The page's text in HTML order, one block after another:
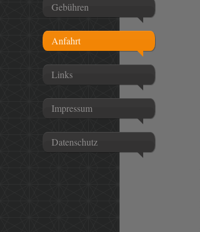
Gebühren
Anfahrt
Links
Impressum
Datenschutz